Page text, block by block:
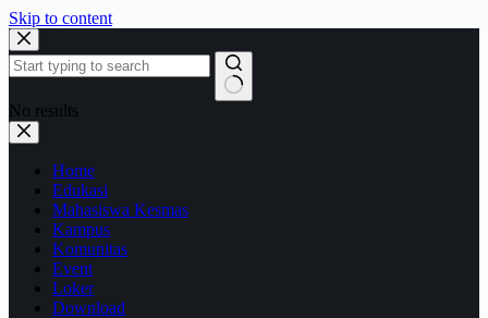
Skip to content
No results
Home
Edukasi
Mahasiswa Kesmas
Kampus
Komunitas
Event
Loker
Download